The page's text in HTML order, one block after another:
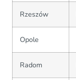
Rzeszów
Opole
Radom